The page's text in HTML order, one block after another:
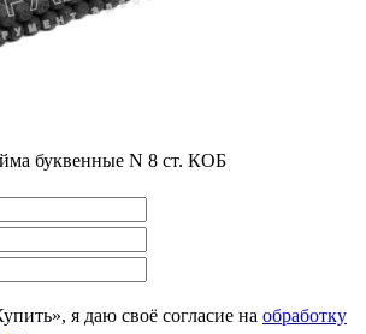
буквенные N 8 ст. КОБ
я даю своё согласие на обработку